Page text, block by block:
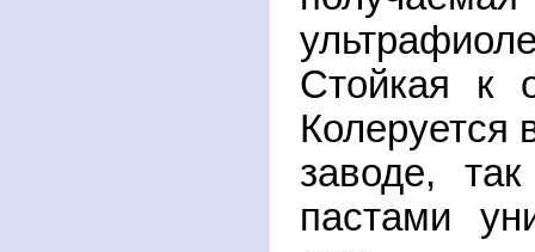
Стойкая к
Колеруется
заводе,
пастами